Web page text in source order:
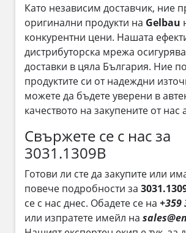
Като независим доставчик, ние
оригинални продукти на Gelbau
конкурентни цени. Нашата
дистрибуторска мрежа
доставки в цяла България. Ние
продуктите си от надеждни
можете да бъдете уверени в
качеството на закупените от нас
Свържете се с нас за
3031.1309B
Готови ли сте да закупите или
повече подробности за
се с нас днес. Обадете се на +359
или изпратете имейл на